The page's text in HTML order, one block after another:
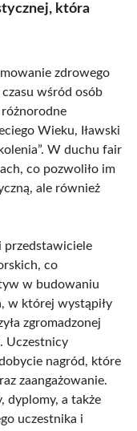
która
zdrowego
wśród osób
Wieku, Iławski
W duchu fair
co pozwoliło im
ale również
przedstawiciele
co
w budowaniu
w której wystąpiły
zgromadzonej
Uczestnicy
nagród, które
zaangażowanie.
dyplomy, a także
uczestnika i